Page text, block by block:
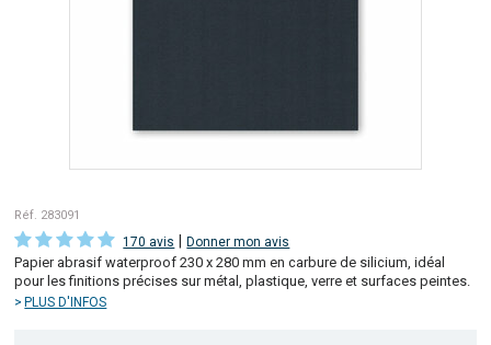
Réf. 283091
170 avis |Donner mon avis
Papier abrasif waterproof 230 x 280 mm en carbure de silicium, idéal
pour les finitions précises sur métal, plastique, verre et surfaces peintes.
PLUS D'INFOS